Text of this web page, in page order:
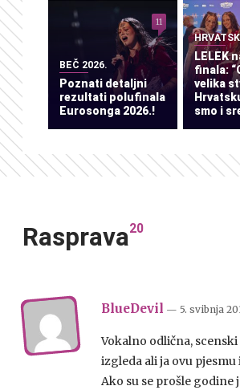
BEČ 2026.
Poznati detaljni
rezultati polufinala
Eurosonga 2026.!
11
LELEK
finala:
velika
smo i
Rasprava20
BlueDevil — 5. svibnja
Vokalno odlična,
izgleda ali ja ovu pjesmu
Ako su se prošle godine